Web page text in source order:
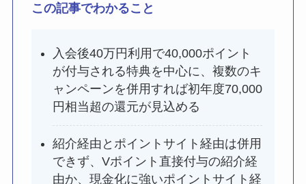
この記事でわかること
入会後40万円利用で40,000ポイント
が付与される特典を中心に、複数のキ
ャンペーンを併用すれば初年度70,000
円相当超の還元が見込める
紹介経由とポイントサイト経由は併用
できず、Vポイント直接付与の紹介経
由か、現金化に強いポイントサイト経